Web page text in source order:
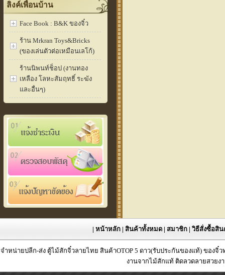
ลิงค์เพื่อนบ้าน
Face Book : B&K ของจิ๋ว
ร้าน Mrkran Toys&Bricks
(ของเล่นตัวต่อเหมือนเลโก้)
ร้านนิพนท์ช็อป (งานทอง
เหลือง โลหะสัมฤทธิ์ ระฆัง
และอื่นๆ)
|หน้าหลัก |สินค้าทั้งหมด |สมาชิก |วิธีสั่งซื้อสิ
จำหน่ายปลีก-ส่ง ตู้ไม้สักจิ๋วลายไทย สินค้าOTOP 5 ดาว(รับประกันของแท้) ของ
งานจากไม้สักแท้ ติดลวดลายสวยง